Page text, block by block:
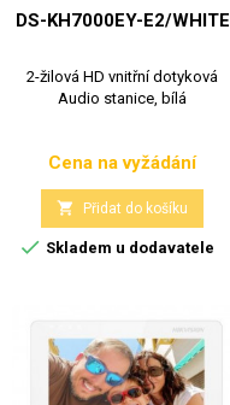
DS-KH7000EY-E2/WHITE
2-žilová HD vnitřní dotyková
Audio stanice, bílá
Cena
Cena na vyžádání
 Přidat do košíku
 Skladem u dodavatele